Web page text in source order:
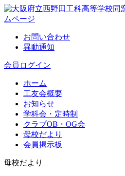
お問い合わせ
異動通知
会員ログイン
ホーム
工友会概要
お知らせ
学科会・定時制
クラブOB・OG会
母校だより
会員掲示板
母校だより